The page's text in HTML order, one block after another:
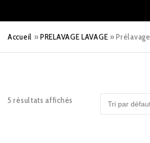
Accueil »PRELAVAGE LAVAGE »Prélavage
5 résultats affichés